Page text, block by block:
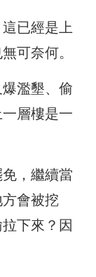
已經是上
可奈何。
濫墾、偷
層樓是一
，繼續當
會被挖
下來？因